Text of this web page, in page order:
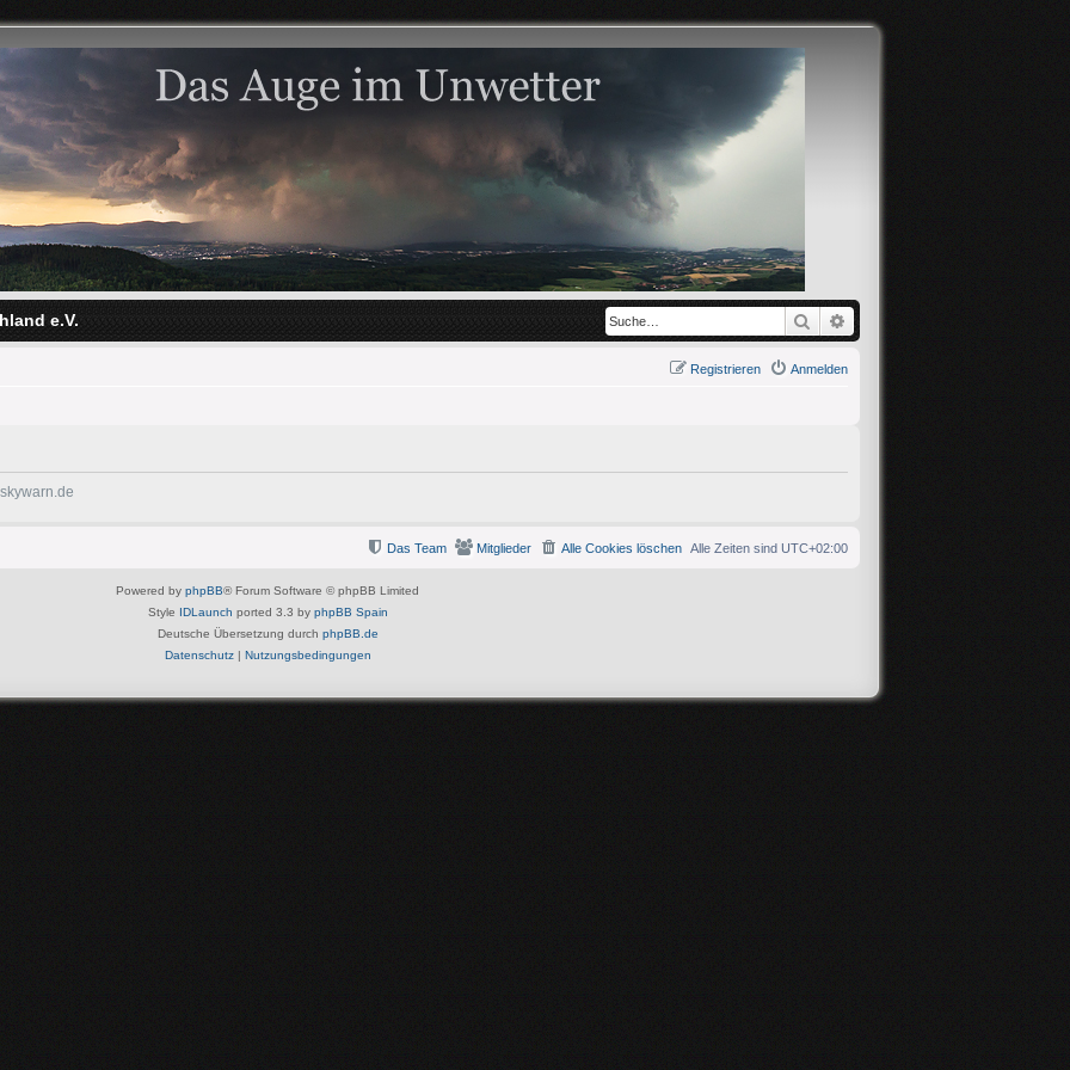
e.V. Suche
Anmelden
Registrieren
Alle Zeiten sind UTC+02:00
Alle Cookies löschen
Mitglieder
Das Team
Powered by phpBB® Forum Software © phpBB Limited
Style IDLaunch ported 3.3 by phpBB Spain
Deutsche Übersetzung durch phpBB.de
Datenschutz| Nutzungsbedingungen